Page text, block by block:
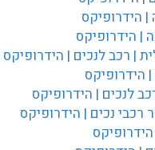
הידרופיקס
| הידרופיקס
| רכב לנכים | הידרופיקס
| הידרופיקס
לנכים | הידרופיקס
נכים | הידרופיקס